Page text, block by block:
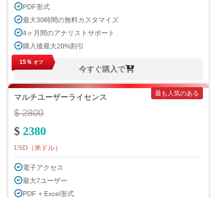
PDF形式
最大30時間の無料カスタマイズ
4ヶ月間のアナリストサポート
購入後最大20%割引
今すぐ購入で
15％ オフ
マルチユーザーライセンス 最も人気のある
$ 2800
$ 2380
USD（米ドル）
電子アクセス
最大7ユーザー
PDF + Excel形式